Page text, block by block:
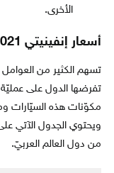
الأخرى.
أسعار إنفينيتي QX60 2021
تسهم الكثير من
تفرضها الدول على عمليّة
مكوّنات هذه السيّارات
من دول العالم العربيّ.